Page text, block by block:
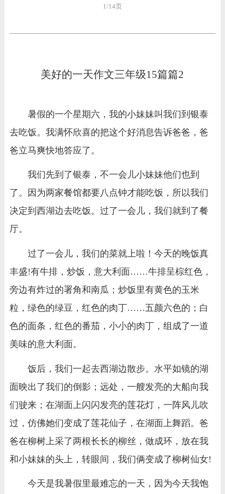
1/14页
美好的一天作文三年级15篇篇2
暑假的一个星期六，我的小妹妹叫我们到银泰
去吃饭。我满怀欣喜的把这个好消息告诉爸爸，爸
爸立马爽快地答应了。
我们先到了银泰，不一会儿小妹妹他们也到
了。因为两家餐馆都要八点钟才能吃饭，所以我们
决定到西湖边去吃饭。过了一会儿，我们就到了餐
厅。
过了一会儿，我们的菜就上啦！今天的晚饭真
丰盛!有牛排，炒饭，意大利面……牛排呈棕红色，
旁边有炸过的署角和南瓜；炒饭里有黄色的玉米
粒，绿色的绿豆，红色的肉丁……五颜六色的；白
色的面条，红色的番茄，小小的肉丁，组成了一道
美味的意大利面。
饭后，我们一起去西湖边散步。水平如镜的湖
面映出了我们的倒影；远处，一艘发亮的大船向我
们驶来；在湖面上闪闪发亮的莲花灯，一阵风儿吹
过，仿佛她们变成了莲花仙子，在湖面上舞蹈。爸
爸在柳树上采了两根长长的柳丝，做成环，放在我
和小妹妹的头上，转眼间，我们俩变成了柳树仙女!
今天是我暑假里最难忘的一天，因为今天我饱